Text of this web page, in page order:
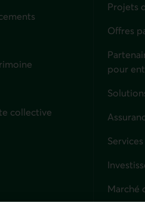
collective
Projets
Offres
pour
Marché